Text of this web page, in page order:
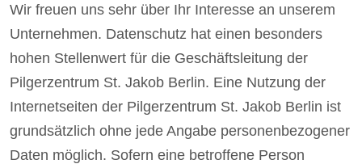
Wir freuen uns sehr über Ihr Interesse an unserem
Unternehmen. Datenschutz hat einen besonders
hohen Stellenwert für die Geschäftsleitung der
Pilgerzentrum St. Jakob Berlin. Eine Nutzung der
Internetseiten der Pilgerzentrum St. Jakob Berlin ist
grundsätzlich ohne jede Angabe personenbezogener
Daten möglich. Sofern eine betroffene Person